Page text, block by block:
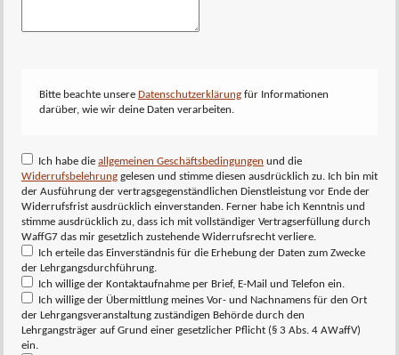
Bitte beachte unsere Datenschutzerklärungfür Informationen
darüber, wie wir deine Daten verarbeiten.
Ich habe dieallgemeinen Geschäftsbedingungen und die
Widerrufsbelehrunggelesen und stimme diesen ausdrücklich zu. Ich bin mit
der Ausführung der vertragsgegenständlichen Dienstleistung vor Ende der
Widerrufsfrist ausdrücklich einverstanden. Ferner habe ich Kenntnis und
stimme ausdrücklich zu, dass ich mit vollständiger Vertragserfüllung durch
WaffG7 das mir gesetzlich zustehende Widerrufsrecht verliere.
Ich erteile das Einverständnis für die Erhebung der Daten zum Zwecke
der Lehrgangsdurchführung.
Ich willige der Kontaktaufnahme per Brief, E-Mail und Telefon ein.
Ich willige der Übermittlung meines Vor- und Nachnamens für den Ort
der Lehrgangsveranstaltung zuständigen Behörde durch den
Lehrgangsträger auf Grund einer gesetzlicher Pflicht (§ 3 Abs. 4 AWaffV)
ein.